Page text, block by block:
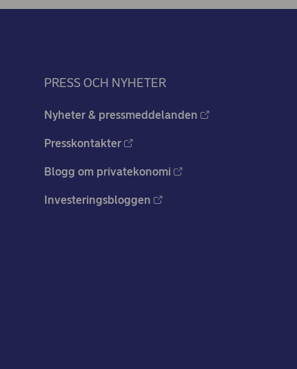
PRESS OCH NYHETER
Nyheter & pressmeddelanden
Presskontakter
Blogg om privatekonomi
Investeringsbloggen